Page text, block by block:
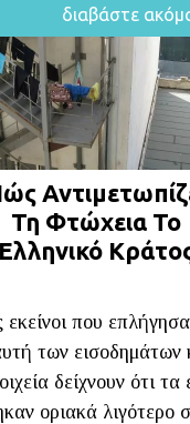
διαβάστε
Τη Φτώχεια Το
Ελληνικό
που
των εισοδημάτων
δείχνουν ότι
οριακά λιγότερο